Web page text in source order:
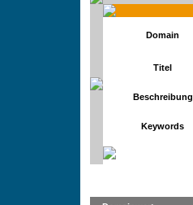
Domain
Titel
Beschreibung
Keywords